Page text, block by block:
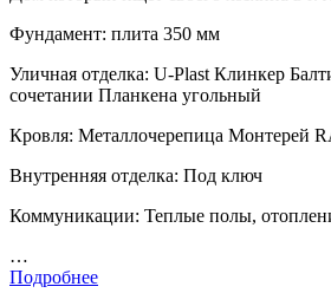
Фундамент: плита 350 мм
Уличная отделка: U-Plast Клинкер
сочетании Планкена угольный
Кровля: Металлочерепица Монтерей
Внутренняя отделка: Под ключ
Коммуникации: Теплые полы,
…
Подробнее